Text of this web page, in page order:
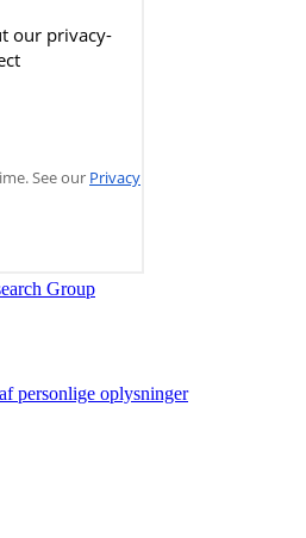
Group
personlige oplysninger